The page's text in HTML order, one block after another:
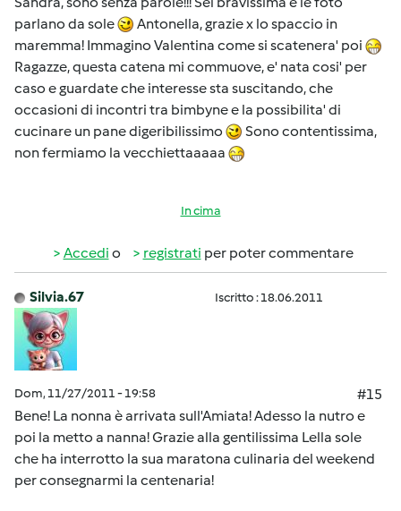
parlano da sole
Antonella, grazie x lo spaccio in
maremma! Immagino Valentina come si scatenera' poi
Ragazze, questa catena mi commuove, e' nata cosi' per
caso e guardate che interesse sta suscitando, che
occasioni di incontri tra bimbyne e la possibilita' di
cucinare un pane digeribilissimo
Sono contentissima,
non fermiamo la vecchiettaaaaa
In cima
Accedi o registrati per poter commentare
Silvia.67 Iscritto : 18.06.2011
Dom, 11/27/2011 - 19:58
#15
Bene! La nonna è arrivata sull'Amiata! Adesso la nutro e
poi la metto a nanna! Grazie alla gentilissima Lella sole
che ha interrotto la sua maratona culinaria del weekend
per consegnarmi la centenaria!